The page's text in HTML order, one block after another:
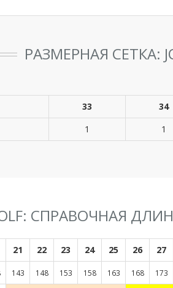
РАЗМЕРНАЯ СЕТКА:
33 34
1 1
СПРАВОЧНАЯ
21 22 23 24 25 26 27
143 148 153 158 163 168 173